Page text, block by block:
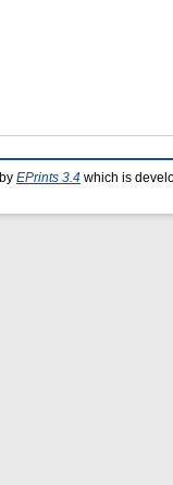
EPrints 3.4 which is